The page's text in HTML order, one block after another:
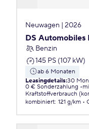
Neuwagen | 2026
DS Automobiles
Benzin
145 PS (107 kW)
ab 6 Monaten
Leasingdetails:30
0 € Sonderzahlung
Kraftstoffverbrauch
kombiniert: 121 g/km